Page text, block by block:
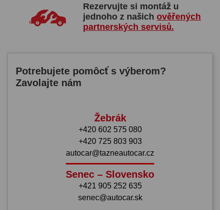
Rezervujte si montáž u
jednoho z našichověřených
partnerských servisů.
Potrebujete pomôcť s výberom?
Zavolajte nám
Žebrák
+420 602 575 080
+420 725 803 903
autocar@tazneautocar.cz
Senec – Slovensko
+421 905 252 635
senec@autocar.sk